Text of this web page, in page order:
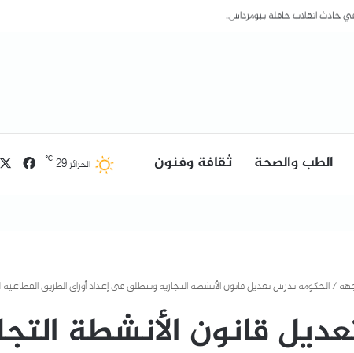
الطب والصحة ثقافة وفنون الجزائر29
℃
/الحكومة تدرس تعديل قانون الأنشطة التجارية وتنطلق في إعداد أوراق الطريق القطاعية للفترة
قانون الأنشطة